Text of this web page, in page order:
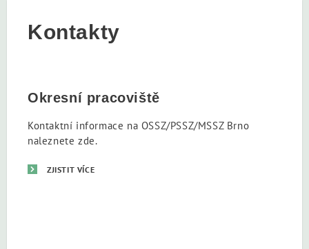
Kontakty
Okresní pracoviště
Kontaktní informace na OSSZ/PSSZ/MSSZ Brno
naleznete zde.
ZJISTIT VÍCE